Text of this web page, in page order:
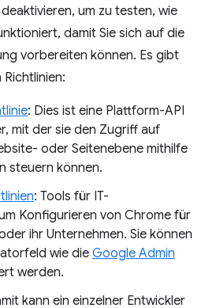
um zu testen, wie
damit Sie sich auf die
vorbereiten können. Es gibt
: Dies ist eine Plattform-API
mit der sie den Zugriff auf
oder Seitenebene mithilfe
steuern können.
: Tools für IT-
Konfigurieren von Chrome für
ihr Unternehmen. Sie können
wie dieGoogle Admin
werden.
kann ein einzelner Entwickler